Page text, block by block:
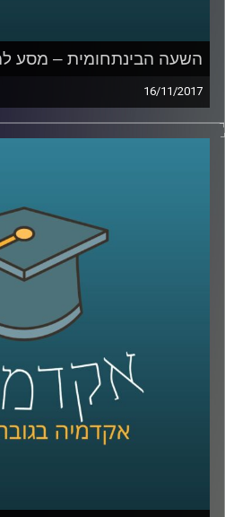
השעה הבינתחומית – מסע
16/11/2017
היא אחת מהערים
פסוואני שבו מסיור
לאתגרים האדירים בפניהם
התחבורה והדיור
AudioVersity